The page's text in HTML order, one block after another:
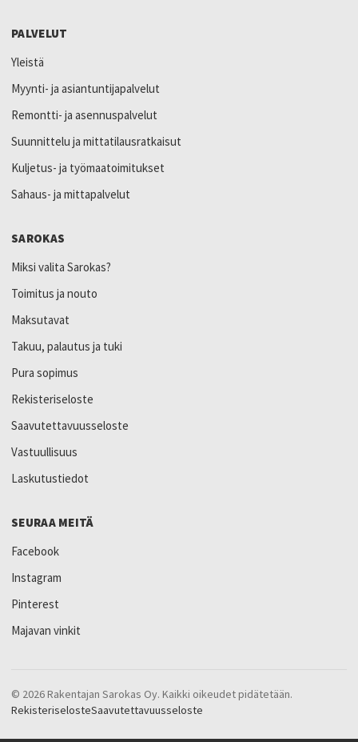
PALVELUT
Yleistä
Myynti- ja asiantuntijapalvelut
Remontti- ja asennuspalvelut
Suunnittelu ja mittatilausratkaisut
Kuljetus- ja työmaatoimitukset
Sahaus- ja mittapalvelut
SAROKAS
Miksi valita Sarokas?
Toimitus ja nouto
Maksutavat
Takuu, palautus ja tuki
Pura sopimus
Rekisteriseloste
Saavutettavuusseloste
Vastuullisuus
Laskutustiedot
SEURAA MEITÄ
Facebook
Instagram
Pinterest
Majavan vinkit
© 2026 Rakentajan Sarokas Oy. Kaikki oikeudet pidätetään.
RekisteriselosteSaavutettavuusseloste